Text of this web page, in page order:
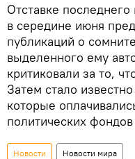
Отставке
в середине июня
публикаций о
выделенного ему
критиковали за то,
Затем стало
которые
политических
Новости Новости мира